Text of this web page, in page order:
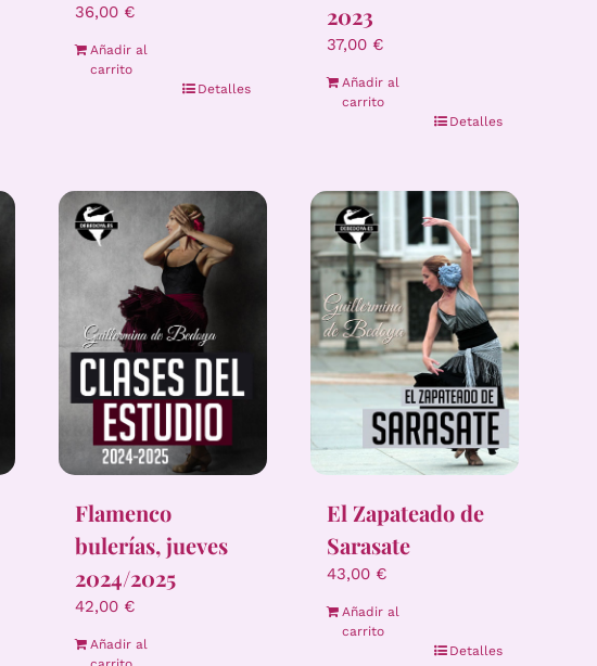
36,00 €
Añadir al
carrito
Detalles
2023
37,00 €
Añadir al
carrito
Detalles
Flamenco
bulerías, jueves
2024/2025
42,00 €
Añadir al
El Zapateado de
Sarasate
43,00 €
Añadir al
carrito
Detalles